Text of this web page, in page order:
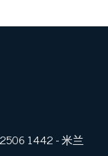
1442- 米兰